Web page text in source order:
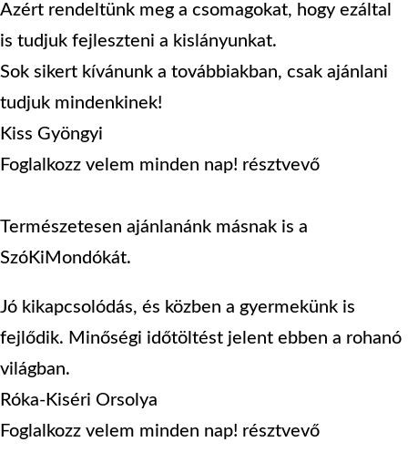
Azért rendeltünk meg a csomagokat, hogy ezáltal
is tudjuk fejleszteni a kislányunkat.
Sok sikert kívánunk a továbbiakban, csak ajánlani
tudjuk mindenkinek!
Kiss Gyöngyi
Foglalkozz velem minden nap! résztvevő
Természetesen ajánlanánk másnak is a
SzóKiMondókát.
Jó kikapcsolódás, és közben a gyermekünk is
fejlődik. Minőségi időtöltést jelent ebben a rohanó
világban.
Róka-Kiséri Orsolya
Foglalkozz velem minden nap! résztvevő